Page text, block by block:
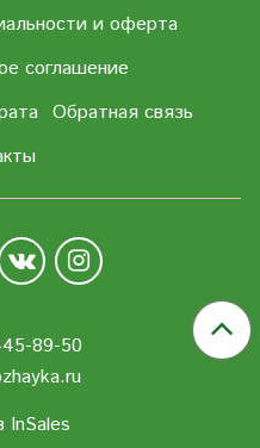
и оферта
соглашение
Обратная связь
89-50
InSales